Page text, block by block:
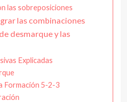
las sobreposiciones
las combinaciones
desmarque y las
Explicadas
Formación 5-2-3